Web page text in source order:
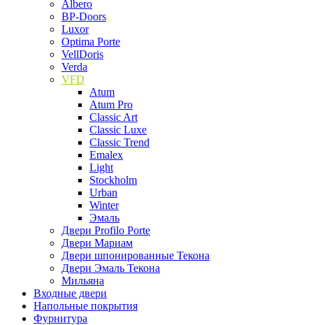
Albero
BP-Doors
Luxor
Optima Porte
VellDoris
Verda
VFD
Atum
Atum Pro
Classic Art
Classic Luxe
Classic Trend
Emalex
Light
Stockholm
Urban
Winter
Эмаль
Двери Profilo Porte
Двери Мариам
Двери шпонированные Текона
Двери Эмаль Текона
Мильяна
Входные двери
Напольные покрытия
Фурнитура